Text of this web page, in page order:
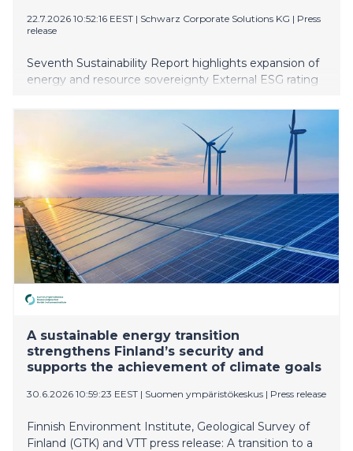
22.7.2026 10:52:16 EEST | Schwarz Corporate Solutions KG | Press
release
Seventh Sustainability Report highlights expansion of
energy and resource sovereignty External ESG rating
strategic risk management Climate transition plan
serves as central instrument for future-proofing
A sustainable energy transition
strengthens Finland’s security and
supports the achievement of climate goals
30.6.2026 10:59:23 EEST | Suomen ympäristökeskus | Press release
Finnish Environment Institute, Geological Survey of
Finland (GTK) and VTT press release: A transition to a